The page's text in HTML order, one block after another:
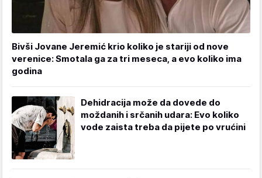
Bivši Jovane Jeremić krio koliko je stariji od nove
verenice: Smotala ga za tri meseca, a evo koliko ima
godina
Dehidracija može da dovede do
moždanih i srčanih udara: Evo koliko
vode zaista treba da pijete po vrućini